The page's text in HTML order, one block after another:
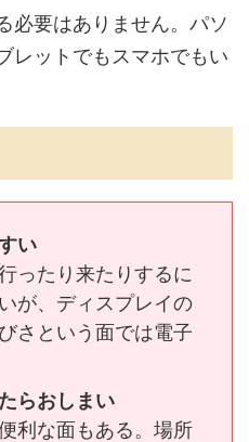
必要はありません。パソ
レットでもスマホでもい
い
ったり来たりするに
が、ディスプレイの
さという面では電子
らおしまい
利な面もある。場所